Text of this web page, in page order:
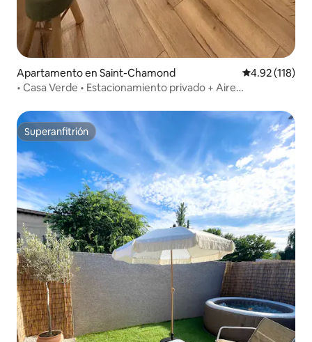
Apartamento en Saint-Chamond Calificación
4.92 (118)
• Casa Verde • Estacionamiento privado + Aire
Superanfitrión
Superanfitrión